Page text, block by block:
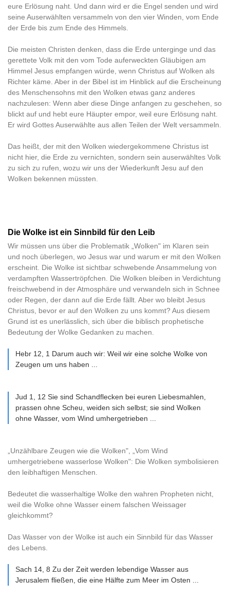
eure Erlösung naht. Und dann wird er die Engel senden und wird
seine Auserwählten versammeln von den vier Winden, vom Ende
der Erde bis zum Ende des Himmels.
Die meisten Christen denken, dass die Erde unterginge und das
gerettete Volk mit den vom Tode auferweckten Gläubigen am
Himmel Jesus empfangen würde, wenn Christus auf Wolken als
Richter käme. Aber in der Bibel ist im Hinblick auf die Erscheinung
des Menschensohns mit den Wolken etwas ganz anderes
nachzulesen: Wenn aber diese Dinge anfangen zu geschehen, so
blickt auf und hebt eure Häupter empor, weil eure Erlösung naht.
Er wird Gottes Auserwählte aus allen Teilen der Welt versammeln.
Das heißt, der mit den Wolken wiedergekommene Christus ist
nicht hier, die Erde zu vernichten, sondern sein auserwähltes Volk
zu sich zu rufen, wozu wir uns der Wiederkunft Jesu auf den
Wolken bekennen müssten.
Die Wolke ist ein Sinnbild für den Leib
Wir müssen uns über die Problematik „Wolken" im Klaren sein
und noch überlegen, wo Jesus war und warum er mit den Wolken
erscheint. Die Wolke ist sichtbar schwebende Ansammelung von
verdampften Wassertröpfchen. Die Wolken bleiben in Verdichtung
freischwebend in der Atmosphäre und verwandeln sich in Schnee
oder Regen, der dann auf die Erde fällt. Aber wo bleibt Jesus
Christus, bevor er auf den Wolken zu uns kommt? Aus diesem
Grund ist es unerlässlich, sich über die biblisch prophetische
Bedeutung der Wolke Gedanken zu machen.
Hebr 12, 1 Darum auch wir: Weil wir eine solche Wolke von
Zeugen um uns haben ...
Jud 1, 12 Sie sind Schandflecken bei euren Liebesmahlen,
prassen ohne Scheu, weiden sich selbst; sie sind Wolken
ohne Wasser, vom Wind umhergetrieben ...
„Unzählbare Zeugen wie die Wolken", „Vom Wind
umhergetriebene wasserlose Wolken": Die Wolken symbolisieren
den leibhaftigen Menschen.
Bedeutet die wasserhaltige Wolke den wahren Propheten nicht,
weil die Wolke ohne Wasser einem falschen Weissager
gleichkommt?
Das Wasser von der Wolke ist auch ein Sinnbild für das Wasser
des Lebens.
Sach 14, 8 Zu der Zeit werden lebendige Wasser aus
Jerusalem fließen, die eine Hälfte zum Meer im Osten ...